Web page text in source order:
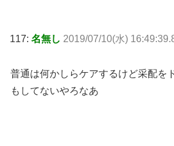
117: 名無し 2019/07/10(水)
普通は何かしらケアするけど采配を
もしてないやろなあ